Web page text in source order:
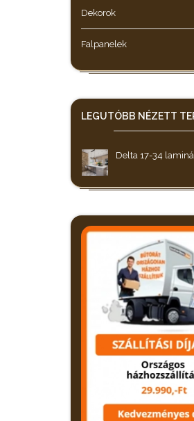
Dekorok
Falpanelek
LEGUTÓBB NÉZETT
Delta 17-34